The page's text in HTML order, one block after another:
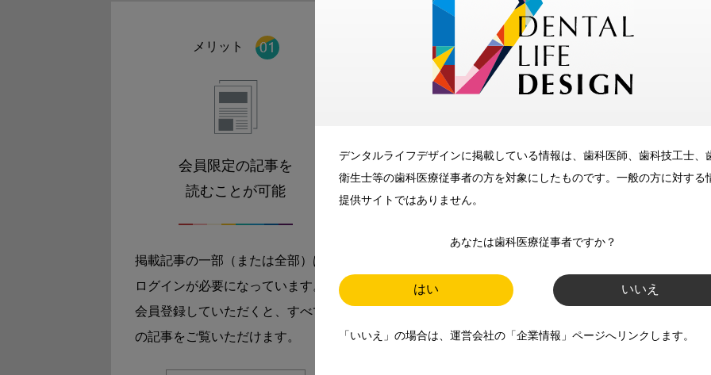
デンタルライフデザインに掲載している情報は、歯科医師、歯科技工士、
衛生士等の歯科医療従事者の方を対象にしたものです。一般の方に対する
提供サイトではありません。
あなたは歯科医療従事者ですか？
はい いいえ
「いいえ」の場合は、運営会社の「企業情報」ページへリンクします。
メリット
会員限定の記事を
読むことが可能
掲載記事の一部（または全部）は
ログインが必要になっています。
会員登録していただくと、すべて
の記事をご覧いただけます。
メリット
メールマガジンでお届け
師、歯科衛生士、歯科技工士）に
お届けします。